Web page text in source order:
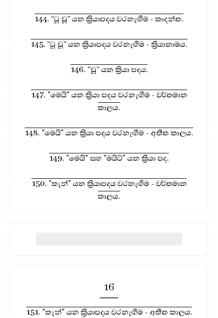
144. “ටූ ඩූ” යන ක්‍රියාපදය වරනැඟීම - කෘදන්ත.
145. “ටූ ඩූ” යන ක්‍රියාපදය වරනැඟීම - ක්‍රියානාමය.
146. “ඩූ” යන ක්‍රියා පදය.
147. "මෙයි" යන ක්‍රියා පදය වරනැඟීම - වර්තමාන
කාලය.
148. "මෙයි" යන ක්‍රියා පදය වරනැඟීම - අතීත කාලය.
149. "මෙයි" සහ "මයිට්" යන ක්‍රියා පද.
150. "කැන්" යන ක්‍රියාපදය වරනැඟීම - වර්තමාන
කාලය.
16
151. "කැන්" යන ක්‍රියාපදය වරනැඟීම - අතීත කාලය.